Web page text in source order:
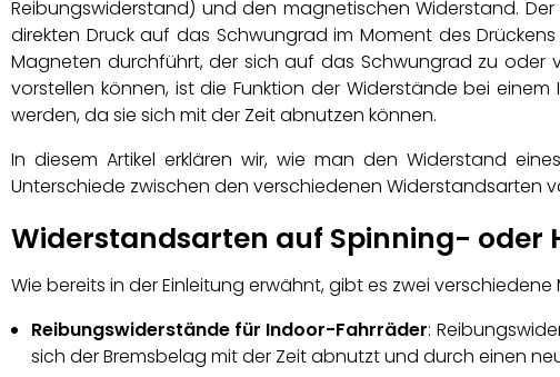
Reibungswiderstand) und den magnetischen Widerstand.
direkten Druck auf das Schwungrad im Moment des
Magneten durchführt, der sich auf das Schwungrad zu oder
vorstellen können, ist die Funktion der Widerstände bei
werden, da sie sich mit der Zeit abnutzen können.
In diesem Artikel erklären wir, wie man den Widerstand
Unterschiede zwischen den verschiedenen Widerstandsarten
Widerstandsarten auf Spinning- oder
Wie bereits in der Einleitung erwähnt, gibt es zwei
Reibungswiderstände für Indoor-Fahrräder:
sich der Bremsbelag mit der Zeit abnutzt und durch einen